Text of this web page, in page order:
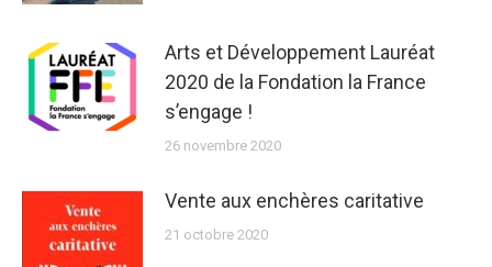
Arts et Développement Lauréat
2020 de la Fondation la France
s’engage !
26 novembre 2020
Vente aux enchères caritative
21 octobre 2020